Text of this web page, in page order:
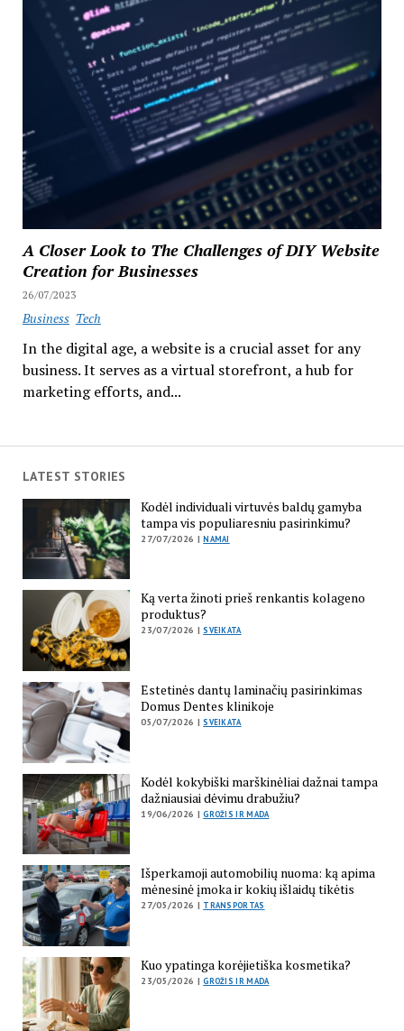
A Closer Look to The Challenges of DIY Website
Creation for Businesses
26/07/2023
Business Tech
In the digital age, a website is a crucial asset for any
business. It serves as a virtual storefront, a hub for
marketing efforts, and...
LATEST STORIES
Kodėl individuali virtuvės baldų gamyba
tampa vis populiaresniu pasirinkimu?
27/07/2026 |NAMAI
Ką verta žinoti prieš renkantis kolageno
produktus?
23/07/2026 |SVEIKATA
Estetinės dantų laminačių pasirinkimas
Domus Dentes klinikoje
05/07/2026 |SVEIKATA
Kodėl kokybiški marškinėliai dažnai tampa
dažniausiai dėvimu drabužiu?
19/06/2026 |GROŽIS IR MADA
Išperkamoji automobilių nuoma: ką apima
mėnesinė įmoka ir kokių išlaidų tikėtis
27/05/2026 | TRANSPORTAS
Kuo ypatinga korėjietiška kosmetika?
23/05/2026 |GROŽIS IR MADA